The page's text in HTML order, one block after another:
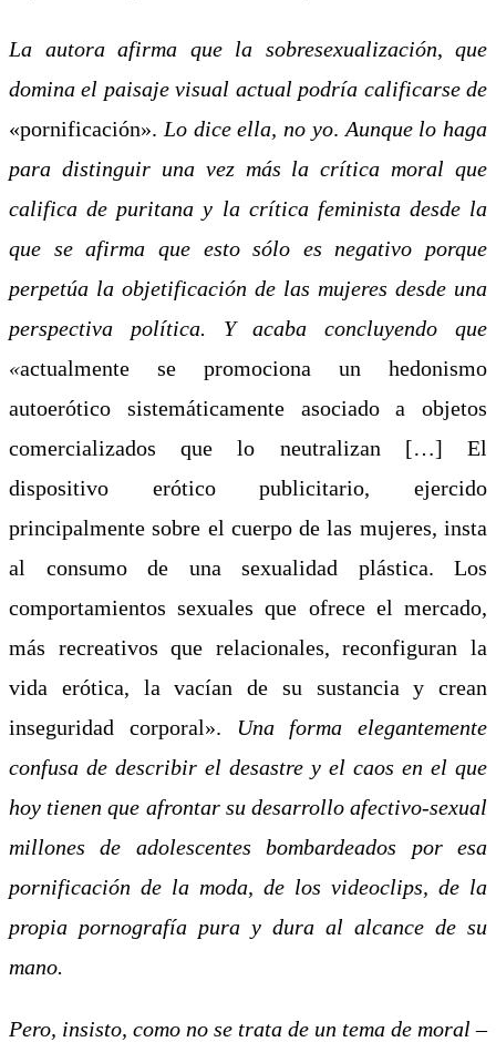
La autora afirma que la sobresexualización, que
domina el paisaje visual actual podría calificarse de
«pornificación». Lo dice ella, no yo. Aunque lo haga
para distinguir una vez más la crítica moral que
califica de puritana y la crítica feminista desde la
que se afirma que esto sólo es negativo porque
perpetúa la objetificación de las mujeres desde una
perspectiva política. Y acaba concluyendo que
«actualmente se promociona un hedonismo
autoerótico sistemáticamente asociado a objetos
comercializados que lo neutralizan […] El
dispositivo erótico publicitario, ejercido
principalmente sobre el cuerpo de las mujeres, insta
al consumo de una sexualidad plástica. Los
comportamientos sexuales que ofrece el mercado,
más recreativos que relacionales, reconfiguran la
vida erótica, la vacían de su sustancia y crean
inseguridad corporal».
Una forma elegantemente
confusa de describir el desastre y el caos en el que
hoy tienen que afrontar su desarrollo afectivo-sexual
millones de adolescentes bombardeados por esa
pornificación de la moda, de los videoclips, de la
propia pornografía pura y dura al alcance de su
mano.
Pero, insisto, como no se trata de un tema de moral –